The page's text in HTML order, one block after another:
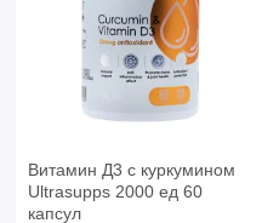
Витамин Д3 с куркумином
Ultrasupps 2000 ед 60
капсул